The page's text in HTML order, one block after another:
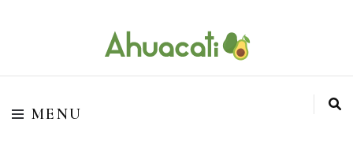
Ahuacati
O melhor da Internet em um só lugar
MENU